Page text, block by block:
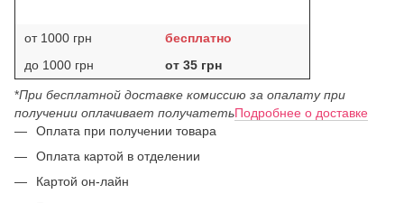
от 1000 грн
бесплатно
до 1000 грн
от 35 грн
*При бесплатной доставке комиссию за опалату при
получении оплачивает получатетьПодробнее о доставке
Оплата при получении товара
Оплата картой в отделении
Картой он-лайн